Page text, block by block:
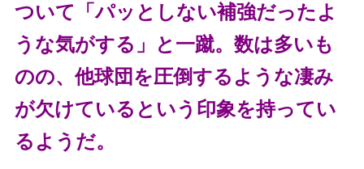
ついて「パッとしない補強だったよ
うな気がする」と一蹴。数は多いも
のの、他球団を圧倒するような凄み
が欠けているという印象を持ってい
るようだ。